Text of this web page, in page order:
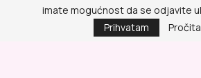
Kontakt
imate mogućnost da se odjavite
Prihvatam